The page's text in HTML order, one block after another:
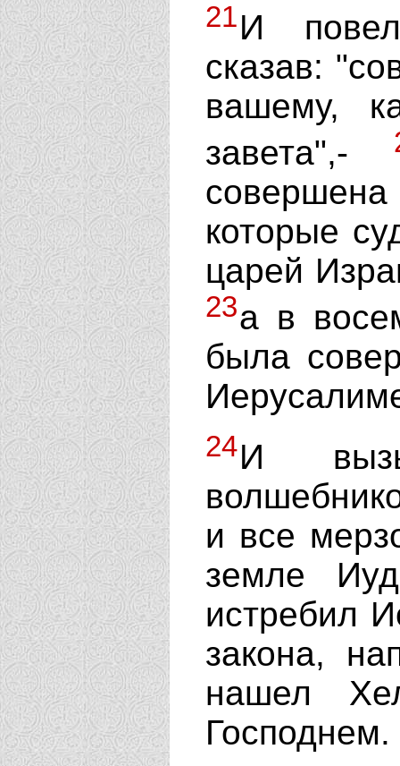
21И
сказав:
вашему,
завета",-
совершена
которые
царей
23а в
была
24И
и все
земле
истребил
закона,
нашел
Господнем.